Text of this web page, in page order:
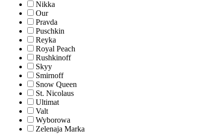
Nikka
Our
Pravda
Puschkin
Reyka
Royal Peach
Rushkinoff
Skyy
Smirnoff
Snow Queen
St. Nicolaus
Ultimat
Valt
Wyborowa
Zelenaja Marka